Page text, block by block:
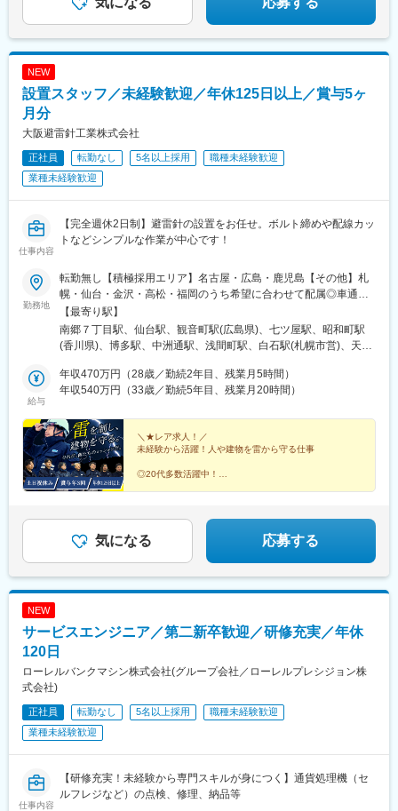
NEW
設置スタッフ／未経験歓迎／年休125日以上／賞与5ヶ
月分
大阪避雷針工業株式会社
正社員 転勤なし 5名以上採用
職種未経験歓迎
業種未経験歓迎
仕事内容
【完全週休2日制】避雷針の設置をお任せ。ボルト締めや配線カッ
トなどシンプルな作業が中心です！
勤務地
転勤無し【積極採用エリア】名古屋・広島・鹿児島【その他】札
幌・仙台・金沢・高松・福岡のうち希望に合わせて配属◎車通勤
相談OK／U・Iターン歓迎下記いずれかのうち、希望のエリアへ配
属します。◆札幌支店／北海道札幌市白石区南郷通3丁目南4-8◆
仙台支店／宮城県仙台市青葉区宮町1‐4-8◆名古屋支店／ 愛知県名
27◆金沢営業所／石川県金沢市北安江4-7-7◆高松営業所／香川県
高松市扇町3-14-16◆福岡支店／福岡県福岡市博多区博多駅前4-
対策：あり
【最寄り駅】
南郷７丁目駅、仙台駅、観音町駅(広島県)、七ツ屋駅、昭和町駅
(香川県)、博多駅、中洲通駅、浅間町駅、白石駅(札幌市営)、天満
給与
年収470万円（28歳／勤続2年目、残業月5時間）
年収540万円（33歳／勤続5年目、残業月20時間）
＼★レア求人！／
未経験から活躍！人や建物を雷から守る仕事
◎20代多数活躍中！
◎空調服などすべて会社支給で安心！
気になる 応募する
NEW
サービスエンジニア／第二新卒歓迎／研修充実／年休
120日
ローレルバンクマシン株式会社(グループ会社／ローレルプレシジョン株
式会社)
正社員 転勤なし 5名以上採用
職種未経験歓迎
業種未経験歓迎
仕事内容
【研修充実！未経験から専門スキルが身につく】通貨処理機（セ
ルフレジなど）の点検、修理、納品等